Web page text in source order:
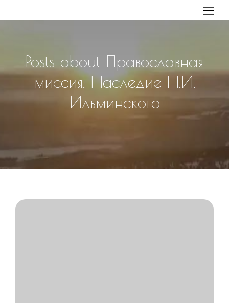
Posts about Православная
миссия. Наследие Н.И.
Ильминского